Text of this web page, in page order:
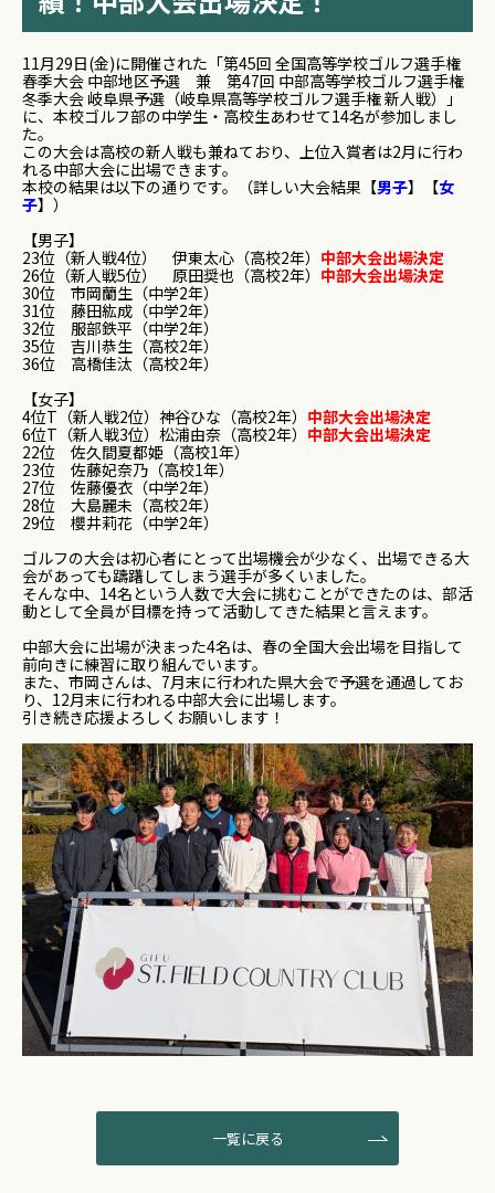
11月29日(金)に開催された「第45回 全国高等学校ゴルフ選手権
春季大会 中部地区予選 兼 第47回 中部高等学校ゴルフ選手権
冬季大会 岐阜県予選（岐阜県高等学校ゴルフ選手権 新人戦）」
に、本校ゴルフ部の中学生・高校生あわせて14名が参加しまし
た。
この大会は高校の新人戦も兼ねており、上位入賞者は2月に行わ
れる中部大会に出場できます。
本校の結果は以下の通りです。（詳しい大会結果【男子】【女
子】）
【男子】
23位（新人戦4位） 伊東太心（高校2年） 中部大会出場決定
26位（新人戦5位） 原田奨也（高校2年） 中部大会出場決定
30位 市岡蘭生（中学2年）
31位 藤田紘成（中学2年）
32位 服部鉄平（中学2年）
35位 吉川恭生（高校2年）
36位 高橋佳汰（高校2年）
【女子】
4位T（新人戦2位）神谷ひな（高校2年） 中部大会出場決定
6位T（新人戦3位）松浦由奈（高校2年） 中部大会出場決定
22位 佐久間夏都姫（高校1年）
23位 佐藤妃奈乃（高校1年）
27位 佐藤優衣（中学2年）
28位 大島麗未（高校2年）
29位 櫻井莉花（中学2年）
ゴルフの大会は初心者にとって出場機会が少なく、出場できる大
会があっても躊躇してしまう選手が多くいました。
そんな中、14名という人数で大会に挑むことができたのは、部活
動として全員が目標を持って活動してきた結果と言えます。
中部大会に出場が決まった4名は、春の全国大会出場を目指して
前向きに練習に取り組んでいます。
また、市岡さんは、7月末に行われた県大会で予選を通過してお
り、12月末に行われる中部大会に出場します。
引き続き応援よろしくお願いします！
一覧に戻る